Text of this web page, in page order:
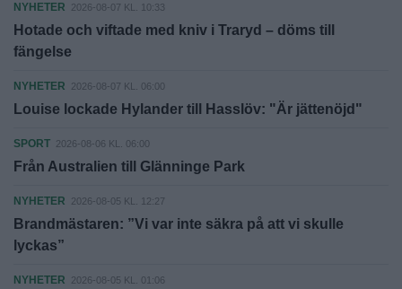
NYHETER 2026-08-07 KL. 10:33
Hotade och viftade med kniv i Traryd – döms till
fängelse
NYHETER 2026-08-07 KL. 06:00
Louise lockade Hylander till Hasslöv: "Är jättenöjd"
SPORT 2026-08-06 KL. 06:00
Från Australien till Glänninge Park
NYHETER 2026-08-05 KL. 12:27
Brandmästaren: ”Vi var inte säkra på att vi skulle
lyckas”
NYHETER 2026-08-05 KL. 01:06